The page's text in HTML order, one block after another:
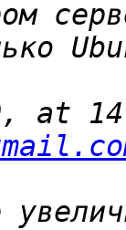
at